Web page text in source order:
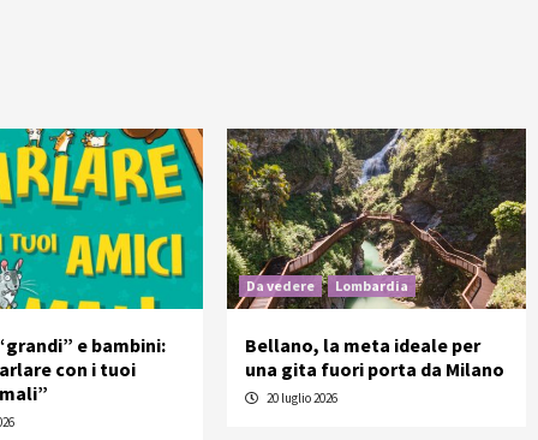
e bambini:
con i tuoi
Da vedere Lombardia
Bellano, la meta ideale per
una gita fuori porta da Milano
20 luglio 2026